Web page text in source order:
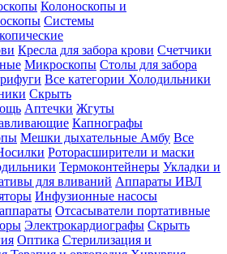
Колоноскопы и
Системы
Кресла для забора крови Счетчики
Микроскопы Столы для забора
Все категории Холодильники
Скрыть
Аптечки Жгуты
Капнографы
Мешки дыхательные Амбу Все
Роторасширители и маски
Термоконтейнеры Укладки и
для вливаний Аппараты ИВЛ
Инфузионные насосы
Отсасыватели портативные
Электрокардиографы Скрыть
Оптика Стерилизация и